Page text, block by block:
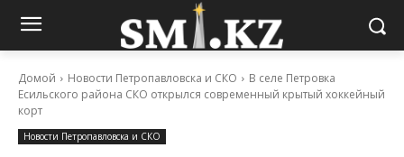
Домой Новости Петропавловска и СКО
В селе Петровка
Есильского района СКО открылся современный крытый хоккейный
корт
Новости Петропавловска и СКО